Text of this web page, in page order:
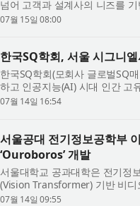
넘어 고객과 설계사의 니즈를
기반 보험 솔루션을 지속적으로
07월 15일 08:00
한국SQ학회, 서울 시그니
한국SQ학회(모회사 글로벌SQ
하고 인공지능(AI) 시대 인간
의 학문적 가치와 미래 비전을 공
07월 14일 16:54
서울공대 전기정보공학부
‘Ouroboros’ 개발
서울대학교 공과대학은 전기정
(Vision Transformer) 기반 비디
(Ouroboros)’를 개발했다고 밝혔
07월 14일 09:55